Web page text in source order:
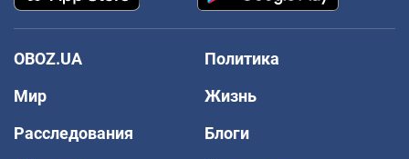
OBOZ.UA
Политика
Мир
Жизнь
Расследования
Блоги